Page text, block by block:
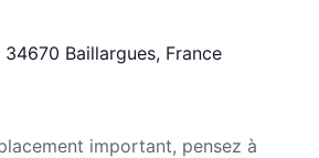
Baillargues, France
important, pensez à